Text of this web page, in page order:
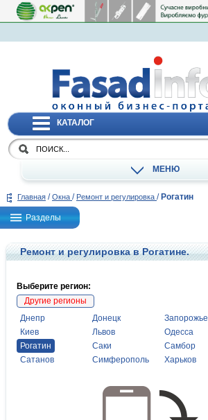
КАТАЛОГ
МЕНЮ
Главная / Окна / Ремонт и регулировка / Рогатин
Разделы
Ремонт и регулировка в Рогатине.
Выберите регион:
Другие регионы
Днепр
Донецк
Запорожье
Киев
Львов
Одесса
Рогатин
Саки
Самбор
Сатанов
Симферополь Харьков